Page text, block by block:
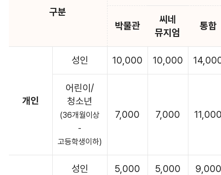
구분
박물관
씨네
뮤지엄
통합
개인
성인 10,000 10,000
어린이/
청소년
(36개월이상
-
고등학생이하)
7,000 7,000
성인 5,000 5,000 9,000